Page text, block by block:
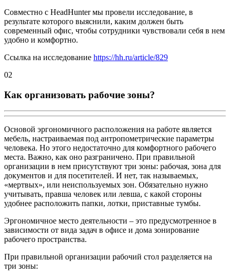
Совместно с HeadHunter мы провели исследование, в
результате которого выяснили, каким должен быть
современный офис, чтобы сотрудники чувствовали себя в нем
удобно и комфортно.
Ссылка на исследование https://hh.ru/article/829
02
Как организовать рабочие зоны?
Основой эргономичного расположения на работе является
мебель, настраиваемая под антропометрические параметры
человека. Но этого недостаточно для комфортного рабочего
места. Важно, как оно разграничено. При правильной
организации в нем присутствуют три зоны: рабочая, зона для
документов и для посетителей. И нет, так называемых,
«мертвых», или неиспользуемых зон. Обязательно нужно
учитывать, правша человек или левша, с какой стороны
удобнее расположить папки, лотки, приставные тумбы.
Эргономичное место деятельности – это предусмотренное в
зависимости от вида задач в офисе и дома зонирование
рабочего пространства.
При правильной организации рабочий стол разделяется на
три зоны: